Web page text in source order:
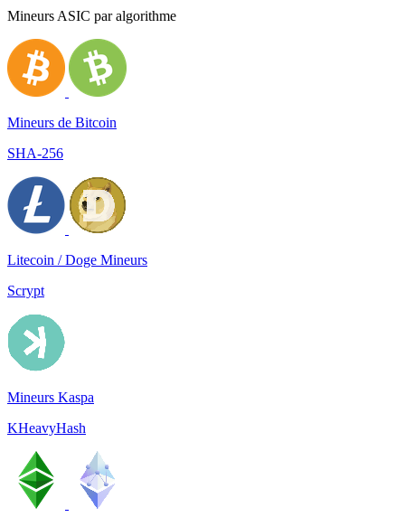
Mineurs ASIC par algorithme
Mineurs de Bitcoin
SHA-256
Litecoin / Doge Mineurs
Scrypt
Mineurs Kaspa
KHeavyHash